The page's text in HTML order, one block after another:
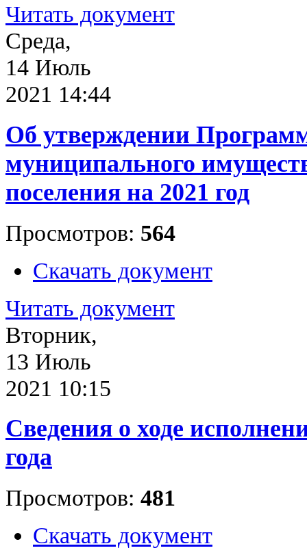
Читать документ
Среда,
14 Июль
2021 14:44
Об утверждении
муниципального
поселения на 2021 год
Просмотров: 564
Скачать документ
Читать документ
Вторник,
13 Июль
2021 10:15
Cведения о ходе
года
Просмотров: 481
Скачать документ